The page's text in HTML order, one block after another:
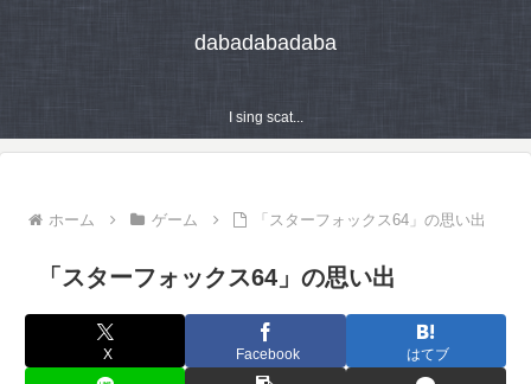
dabadabadaba
I sing scat...
ホーム ゲーム 「スターフォックス64」の思い出
「スターフォックス64」の思い出
X Facebook はてブ